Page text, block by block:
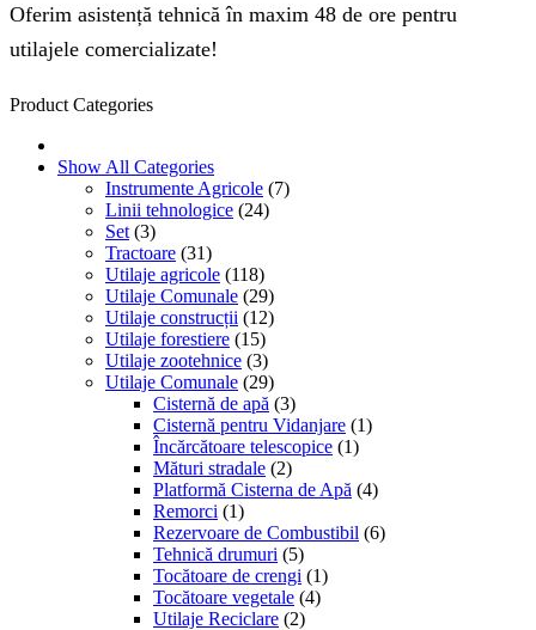
Oferim asistență tehnică în maxim 48 de ore pentru
utilajele comercializate!
Product Categories
Show All Categories
Instrumente Agricole (7)
Linii tehnologice (24)
Set (3)
Tractoare (31)
Utilaje agricole (118)
Utilaje Comunale (29)
Utilaje construcții (12)
Utilaje forestiere (15)
Utilaje zootehnice (3)
Utilaje Comunale (29)
Cisternă de apă (3)
Cisternă pentru Vidanjare (1)
Încărcătoare telescopice (1)
Mături stradale (2)
Platformă Cisterna de Apă (4)
Remorci (1)
Rezervoare de Combustibil (6)
Tehnică drumuri (5)
Tocătoare de crengi (1)
Tocătoare vegetale (4)
Utilaje Reciclare (2)